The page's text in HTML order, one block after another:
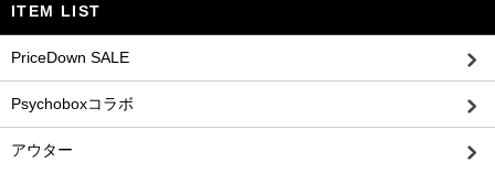
ITEM LIST
PriceDown SALE
Psychoboxコラボ
アウター